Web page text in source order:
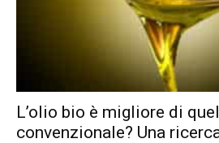
L’olio bio è migliore di
convenzionale? Una